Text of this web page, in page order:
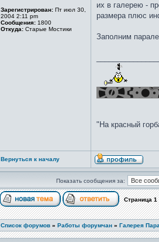
Зарегистрирован: Пт июл 30,
2004 2:11 pm
Сообщения: 1800
Откуда: Старые Мостики
их в галерею -
размера плюс
Заполним
"На красный
Вернуться к началу
Показать сообщения за:
Страница1
Список форумов » Работы форумчан » Галерея